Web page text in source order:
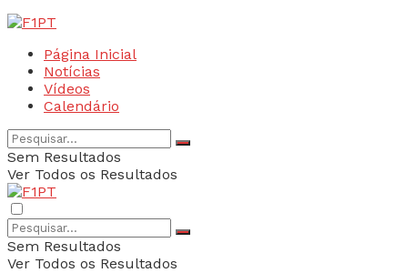
Página Inicial
Notícias
Vídeos
Calendário
Sem Resultados
Ver Todos os Resultados
Sem Resultados
Ver Todos os Resultados